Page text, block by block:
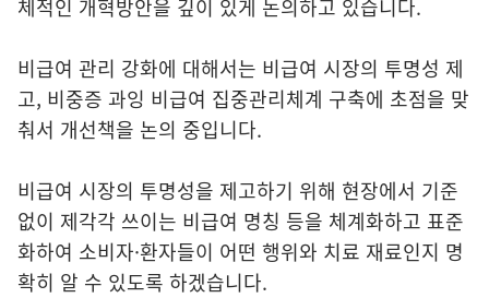
체적인 개혁방안을 깊이 있게 논의하고 있습니다.
비급여 관리 강화에 대해서는 비급여 시장의 투명성 제
고, 비중증 과잉 비급여 집중관리체계 구축에 초점을 맞
춰서 개선책을 논의 중입니다.
비급여 시장의 투명성을 제고하기 위해 현장에서 기준
없이 제각각 쓰이는 비급여 명칭 등을 체계화하고 표준
화하여 소비자·환자들이 어떤 행위와 치료 재료인지 명
확히 알 수 있도록 하겠습니다.